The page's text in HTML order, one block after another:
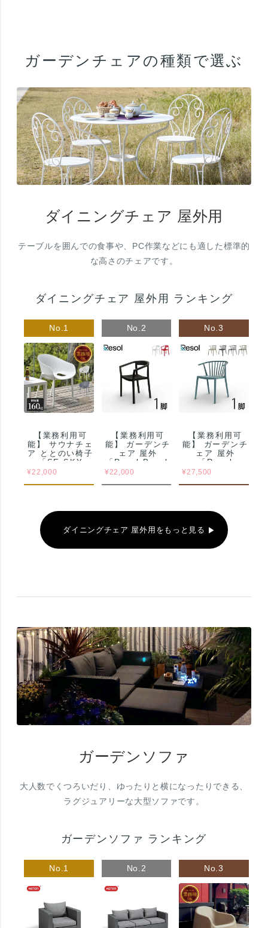
ガーデンチェアの種類で選ぶ
ダイニングチェア 屋外用
テーブルを囲んでの食事や、PC作業などにも適した標準的
な高さのチェアです。
ダイニングチェア 屋外用 ランキング
【業務利用可
能】 サウナチェ
ア ととのい椅子
「SE SKY
PRO エスイー
¥22,000
【業務利用可
能】 ガーデンチ
ェア 屋外
「Resol Peach
リソル ピーチ
¥22,000
【業務利用可
能】 ガーデンチ
ェア 屋外
「Resol
Woody（リソル
ッキング可
¥27,500
ダイニングチェア 屋外用をもっと見る
ガーデンソファ
大人数でくつろいだり、ゆったりと横になったりできる、
ラグジュアリーな大型ソファです。
ガーデンソファ ランキング